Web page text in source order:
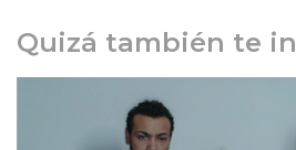
Quizá también te